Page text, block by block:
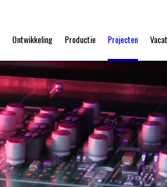
Ontwikkeling Productie Projecten